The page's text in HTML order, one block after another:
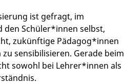
ist gefragt, im
den Schüler*innen selbst,
zukünftige Pädagog*innen
sensibilisieren. Gerade beim
sowohl bei Lehrer*innen als